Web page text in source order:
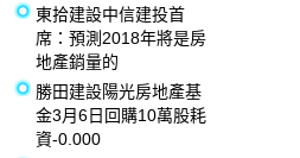
東拾建設中信建投首
席：預測2018年將是房
地產銷量的
勝田建設陽光房地產基
金3月6日回購10萬股耗
資-0.000